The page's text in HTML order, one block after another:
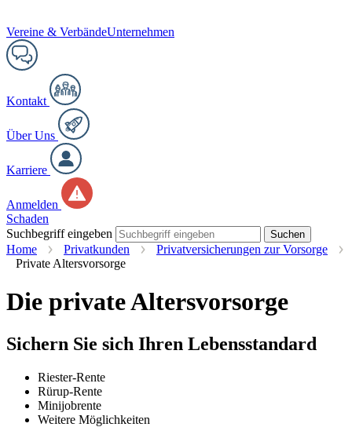
Vereine & VerbändeUnternehmen
Kontakt
Über Uns
Karriere
Anmelden
Schaden
Suchbegriff eingeben
Suchen
Home Privatkunden
Privatversicherungen zur Vorsorge
Private Altersvorsorge
Die private Altersvorsorge
Sichern Sie sich Ihren Lebensstandard
Riester-Rente
Rürup-Rente
Minijobrente
Weitere Möglichkeiten